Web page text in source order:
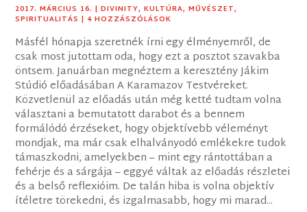
2017. MÁRCIUS 16. |DIVINITY,KULTÚRA,MŰVÉSZET,
SPIRITUALITÁS | 4 HOZZÁSZÓLÁSOK
Másfél hónapja szeretnék írni egy élményemről, de
csak most jutottam oda, hogy ezt a posztot szavakba
öntsem. Januárban megnéztem a keresztény Jákim
Stúdió előadásában A Karamazov Testvéreket.
Közvetlenül az előadás után még ketté tudtam volna
választani a bemutatott darabot és a bennem
formálódó érzéseket, hogy objektívebb véleményt
mondjak, ma már csak elhalványodó emlékekre tudok
támaszkodni, amelyekben – mint egy rántottában a
fehérje és a sárgája – eggyé váltak az előadás részletei
és a belső reflexióim. De talán hiba is volna objektív
ítéletre törekedni, és izgalmasabb, hogy mi marad...